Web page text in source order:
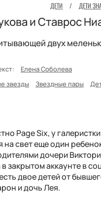
ДЕТИ / ДЕТИ
и Ставрос
двух
Елена Соболева
звезды Звездные пары
Page Six, у
свет еще один
дочери
закрытом аккаунте в
двое детей от
и дочь Лея.